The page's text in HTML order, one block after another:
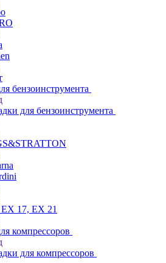
бензоинструмента
для бензоинструмента
EX 17, EX 21
компрессоров
для компрессоров